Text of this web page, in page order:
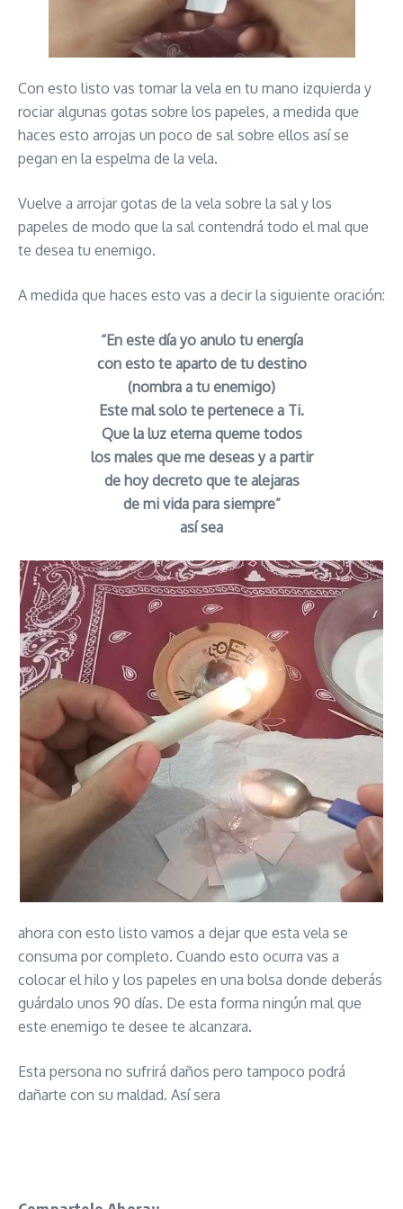
Con esto listo vas tomar la vela en tu mano izquierda y
rociar algunas gotas sobre los papeles, a medida que
haces esto arrojas un poco de sal sobre ellos así se
pegan en la espelma de la vela.
Vuelve a arrojar gotas de la vela sobre la sal y los
papeles de modo que la sal contendrá todo el mal que
te desea tu enemigo.
A medida que haces esto vas a decir la siguiente oración:
“En este día yo anulo tu energía
con esto te aparto de tu destino
(nombra a tu enemigo)
Este mal solo te pertenece a Ti.
Que la luz eterna queme todos
los males que me deseas y a partir
de hoy decreto que te alejaras
de mi vida para siempre”
así sea
ahora con esto listo vamos a dejar que esta vela se
consuma por completo. Cuando esto ocurra vas a
colocar el hilo y los papeles en una bolsa donde deberás
guárdalo unos 90 días. De esta forma ningún mal que
este enemigo te desee te alcanzara.
Esta persona no sufrirá daños pero tampoco podrá
dañarte con su maldad. Así sera